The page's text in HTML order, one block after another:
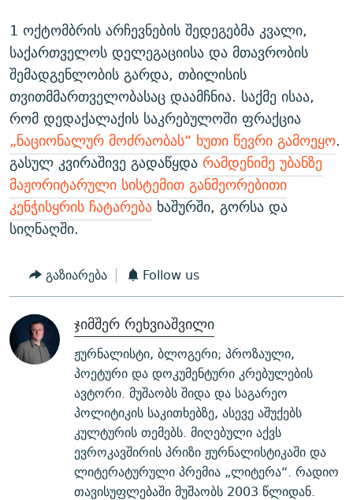
1 ოქტომბრის არჩევნების შედეგებმა კვალი,
საქართველოს დელეგაციისა და მთავრობის
შემადგენლობის გარდა, თბილისის
თვითმმართველობასაც დაამჩნია. საქმე ისაა,
რომ დედაქალაქის საკრებულოში ფრაქცია
„ნაციონალურ მოძრაობას“ ხუთი წევრი გამოეყო.
გასულ კვირაშივე გადაწყდა რამდენიმე უბანზე
მაჟორიტარული სისტემით განმეორებითი
კენჭისყრის ჩატარება ხაშურში, გორსა და
სიღნაღში.
გაზიარება Follow us
ჯიმშერ რეხვიაშვილი
ჟურნალისტი, ბლოგერი; პროზაული,
პოეტური და დოკუმენტური კრებულების
ავტორი. მუშაობს შიდა და საგარეო
პოლიტიკის საკითხებზე, ასევე აშუქებს
კულტურის თემებს. მიღებული აქვს
ევროკავშირის პრიზი ჟურნალისტიკაში და
ლიტერატურული პრემია „ლიტერა“. რადიო
თავისუფლებაში მუშაობს 2003 წლიდან.